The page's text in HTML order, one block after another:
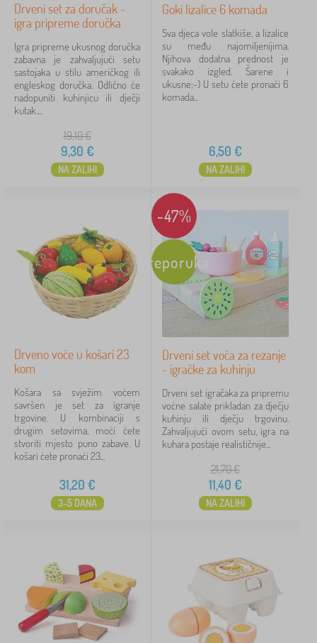
Drveni set za doručak -
igra pripreme doručka
Igra pripreme ukusnog doručka
zabavna je zahvaljujući setu
sastojaka u stilu američkog ili
engleskog doručka. Odlično će
nadopuniti kuhinjicu ili dječji
kutak....
19,10€
9,30 €
NA ZALIHI
Goki lizalice 6 komada
Sva djeca vole slatkiše, a lizalice
su među najomiljenijima.
Njihova dodatna prednost je
svakako izgled. Šarene i
ukusne;-) U setu ćete pronaći 6
komada...
6,50 €
NA ZALIHI
Drveno voće u košari 23
kom
Košara sa svježim voćem
savršen je set za igranje
trgovine. U kombinaciji s
drugim setovima, moći ćete
stvoriti mjesto puno zabave. U
košari ćete pronaći 23...
31,20 €
3-5 DANA
-47%
Preporuka
Drveni set voća za rezanje
- igračke za kuhinju
Drveni set igračaka za pripremu
voćne salate prikladan za dječju
kuhinju ili dječju trgovinu.
Zahvaljujući ovom setu, igra na
kuhara postaje realističnije...
21,70€
11,40 €
NA ZALIHI